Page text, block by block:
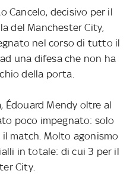
Cancelo, decisivo per il
del Manchester City,
nel corso di tutto il
una difesa che non ha
della porta.
Édouard Mendy oltre al
poco impegnato: solo
match. Molto agonismo
in totale: di cui 3 per il
City.